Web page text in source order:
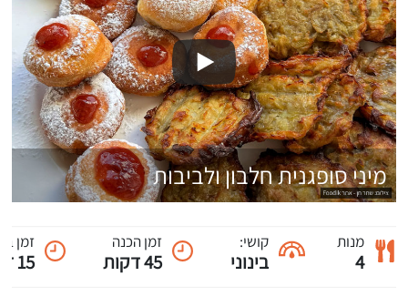
מיני סופגנית חלבון ולביבות
מנות
4
קושי:
בינוני
זמן הכנה
45 דקות
זמן
15 דקות